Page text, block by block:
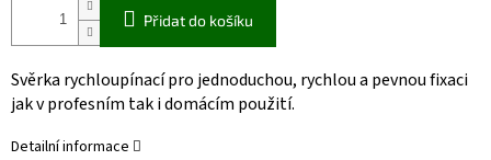
Přidat do košíku
Svěrka rychloupínacípro jednoduchou, rychlou a pevnou fixaci
jak v profesním tak i domácím použití.
Detailní informace